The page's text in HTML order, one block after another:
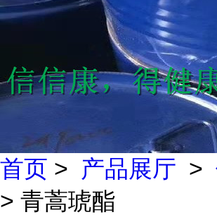
首页 > 产品展厅 >
> 青蒿琥酯